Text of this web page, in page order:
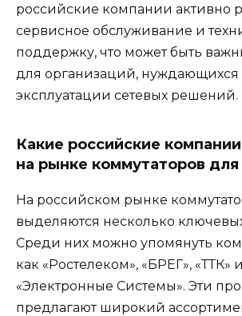
российские компании активно
сервисное обслуживание и
поддержку, что может быть
для организаций,
эксплуатации сетевых решений.
Какие российские
на рынке коммутаторов для
На российском рынке
выделяются несколько
Среди них можно упомянуть
как «Ростелеком», «БРЕГ», «ТТК» и
«Электронные Системы». Эти
предлагают широкий